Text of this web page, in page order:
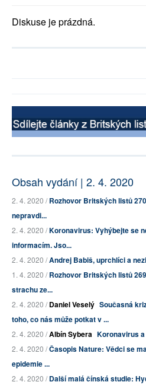
Diskuse je prázdná.
Obsah vydání | 2. 4. 2020
2. 4. 2020 /Rozhovor Britských listů
nepravdi...
2. 4. 2020 /Koronavirus: Vyhýbejte se
informacím. Jso...
2. 4. 2020 /Andrej Babiš, uprchlíci a
1. 4. 2020 /Rozhovor Britských listů
strachu ze...
2. 4. 2020 /Daniel Veselý Současná
toho, co nás může potkat v ...
2. 4. 2020 /Albín Sybera Koronavirus
2. 4. 2020 /Časopis Nature: Vědci se
epidemie ...
2. 4. 2020 /Další malá čínská studie: